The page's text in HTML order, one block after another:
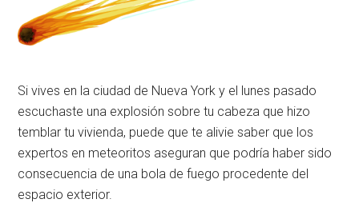
Si vives en la ciudad de Nueva York y el lunes pasado
escuchaste una explosión sobre tu cabeza que hizo
temblar tu vivienda, puede que te alivie saber que los
expertos en meteoritos aseguran que podría haber sido
consecuencia de una bola de fuego procedente del
espacio exterior.